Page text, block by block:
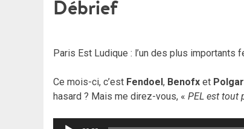
Débrief
Paris Est Ludique : l’un des plus importants
Ce mois-ci, c’est Fendoel , Benofx et
hasard ? Mais me direz-vous, « PEL est tout
Lecteur